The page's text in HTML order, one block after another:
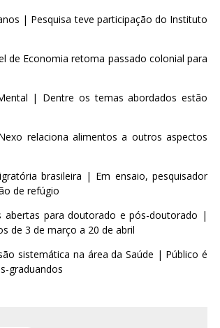
| Pesquisa teve participação do Instituto
de Economia retoma passado colonial para
| Dentre os temas abordados estão
relaciona alimentos a outros aspectos
brasileira | Em ensaio, pesquisador
de refúgio
abertas para doutorado e pós-doutorado |
de 3 de março a 20 de abril
sistemática na área da Saúde | Público é
graduandos